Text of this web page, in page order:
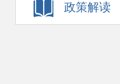
政策解读